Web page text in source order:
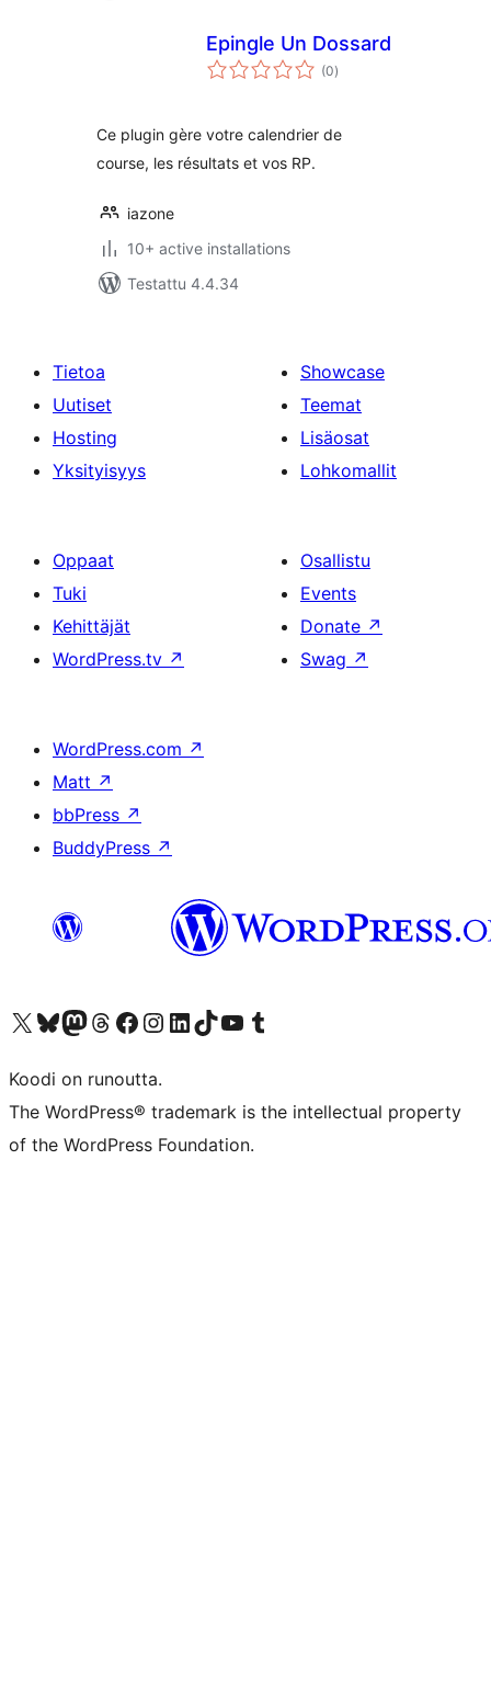
Epingle Un Dossard
(0arvosanat
yhteensä
)
Ce plugin gère votre calendrier de
course, les résultats et vos RP.
iazone
10+ active installations
Testattu 4.4.34
Tietoa
Uutiset
Hosting
Yksityisyys
Showcase
Teemat
Lisäosat
Lohkomallit
Oppaat
Tuki
Kehittäjät
WordPress.tv ↗
Osallistu
Events
Donate ↗
Swag ↗
WordPress.com ↗
Matt ↗
bbPress ↗
BuddyPress ↗
Visit our X (formerly Twitter) account
Visit our Bluesky account
Visit our Mastodon account
Visit our Threads account
Visit our Facebook page
Visit our Instagram account
Visit our LinkedIn account
Visit our TikTok account
Näytä YouTube-kanava
Visit our Tumblr account
Koodi on runoutta.
The WordPress® trademark is the intellectual property
of the WordPress Foundation.